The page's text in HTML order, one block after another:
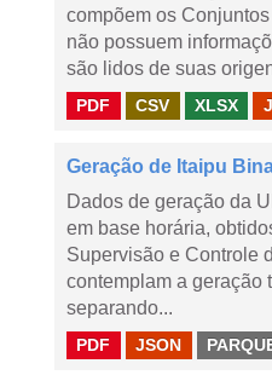
compõem os
não possuem
são lidos de suas
PDF CSV XLSX
Geração de Itaipu
Dados de geração da
em base horária,
Supervisão e Controle
contemplam a geração
separando...
PDF JSON